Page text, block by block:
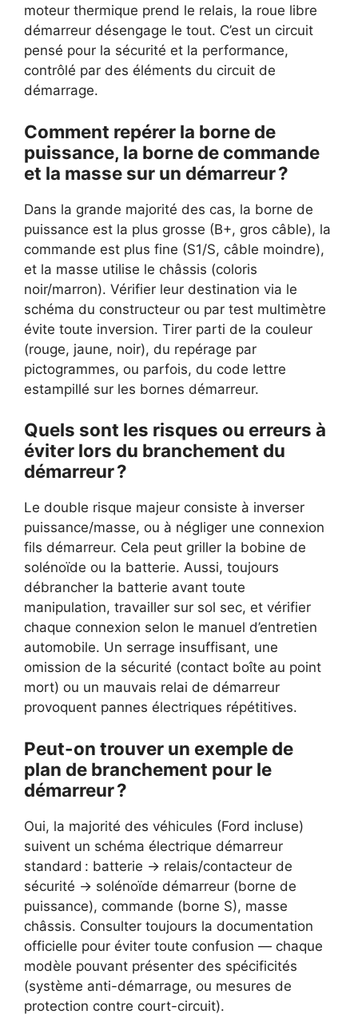
moteur thermique prend le relais, la roue libre
démarreur désengage le tout. C’est un circuit
pensé pour la sécurité et la performance,
contrôlé par des éléments du circuit de
démarrage.
Comment repérer la borne de
puissance, la borne de commande
et la masse sur un démarreur ?
Dans la grande majorité des cas, la borne de
puissance est la plus grosse (B+, gros câble), la
commande est plus fine (S1/S, câble moindre),
et la masse utilise le châssis (coloris
noir/marron). Vérifier leur destination via le
schéma du constructeur ou par test multimètre
évite toute inversion. Tirer parti de la couleur
(rouge, jaune, noir), du repérage par
pictogrammes, ou parfois, du code lettre
estampillé sur les bornes démarreur.
Quels sont les risques ou erreurs à
éviter lors du branchement du
démarreur ?
Le double risque majeur consiste à inverser
puissance/masse, ou à négliger une connexion
fils démarreur. Cela peut griller la bobine de
solénoïde ou la batterie. Aussi, toujours
débrancher la batterie avant toute
manipulation, travailler sur sol sec, et vérifier
chaque connexion selon le manuel d’entretien
automobile. Un serrage insuffisant, une
omission de la sécurité (contact boîte au point
mort) ou un mauvais relai de démarreur
provoquent pannes électriques répétitives.
Peut-on trouver un exemple de
plan de branchement pour le
démarreur ?
Oui, la majorité des véhicules (Ford incluse)
suivent un schéma électrique démarreur
standard : batterie → relais/contacteur de
sécurité → solénoïde démarreur (borne de
puissance), commande (borne S), masse
châssis. Consulter toujours la documentation
officielle pour éviter toute confusion — chaque
modèle pouvant présenter des spécificités
(système anti-démarrage, ou mesures de
protection contre court-circuit).